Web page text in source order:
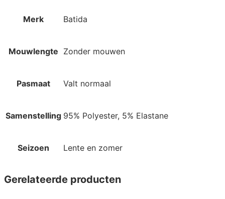
Merk Batida
Mouwlengte Zonder mouwen
Pasmaat Valt normaal
Samenstelling 95% Polyester, 5% Elastane
Seizoen Lente en zomer
Gerelateerde producten